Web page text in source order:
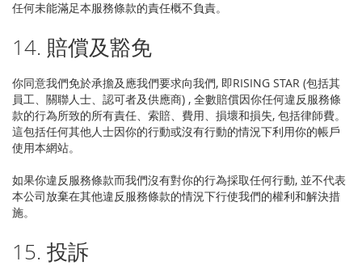
任何未能滿足本服務條款的責任概不負責。
14. 賠償及豁免
你同意我們免於承擔及應我們要求向我們, 即RISING STAR (包括其
員工、關聯人士、認可者及供應商) , 全數賠償因你任何違反服務條
款的行為所致的所有責任、索賠、費用、損壞和損失, 包括律師費。
這包括任何其他人士因你的行動或沒有行動的情況下利用你的帳戶
使用本網站。
如果你違反服務條款而我們沒有對你的行為採取任何行動, 並不代表
本公司放棄在其他違反服務條款的情況下行使我們的權利和解決措
施。
15. 投訴